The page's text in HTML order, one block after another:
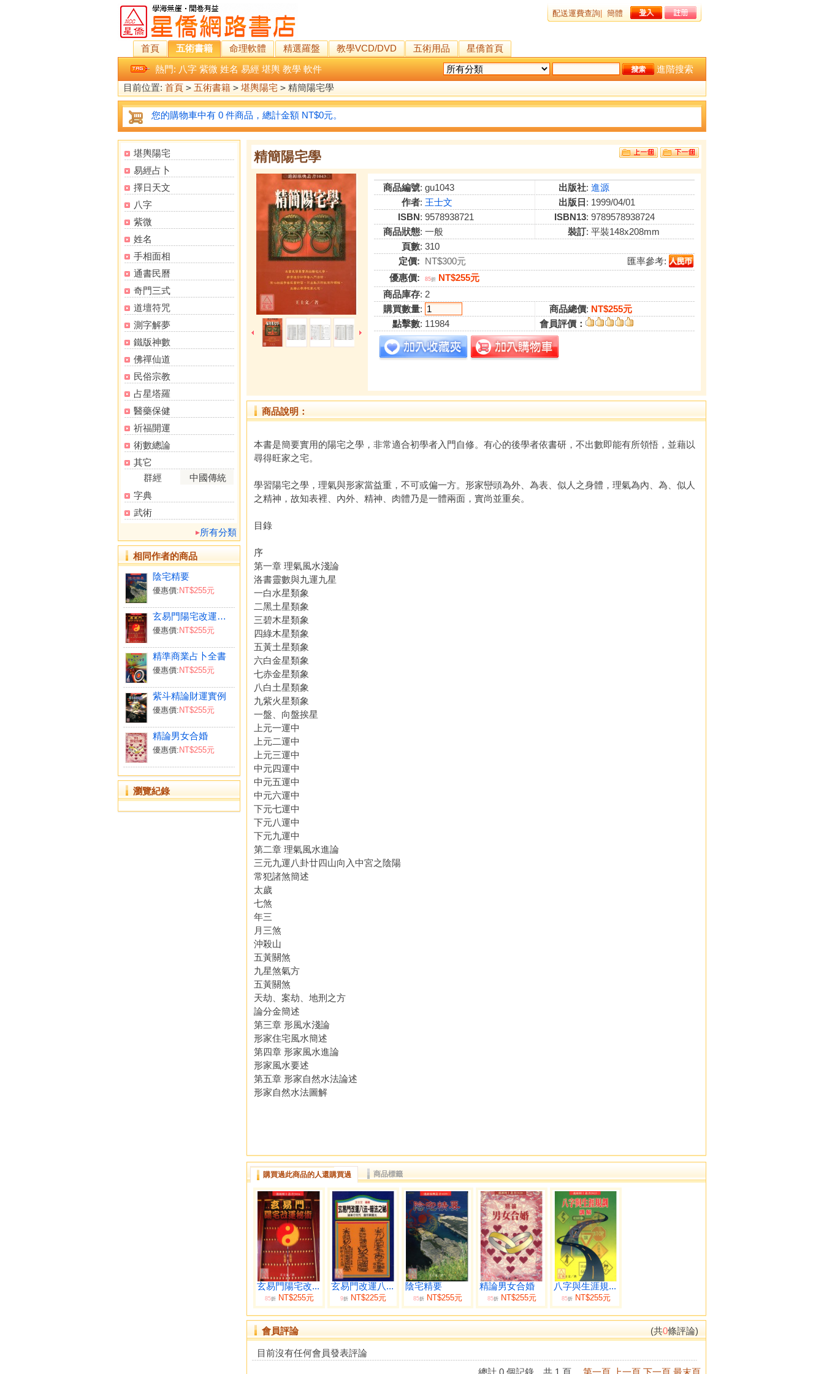
配送運費查詢 簡體
首頁 五術書籍 命理軟體 精選羅盤 教學VCD/DVD 五術用品
星僑首頁
熱門: 八字 紫微 姓名 易經 堪輿 教學 軟件
進階搜索
目前位置: 首頁 > 五術書籍 > 堪輿陽宅 > 精簡陽宅學
您的購物車中有 0 件商品，總計金額 NT$0元。
堪輿陽宅
易經占卜
擇日天文
八字
紫微
姓名
手相面相
通書民曆
奇門三式
道壇符咒
測字解夢
鐵版神數
佛禪仙道
民俗宗教
占星塔羅
醫藥保健
祈福開運
術數總論
其它
群經
中國傳統
字典
武術
所有分類
相同作者的商品
陰宅精要
優惠價: NT$255元
玄易門陽宅改運秘術
優惠價: NT$255元
精準商業占卜全書
優惠價: NT$255元
紫斗精論財運實例
優惠價: NT$255元
精論男女合婚
優惠價: NT$255元
瀏覽紀錄
精簡陽宅學
商品編號: gu1043 出版社: 進源
作者: 王士文 出版日 : 1999/04/01
ISBN: 9578938721 ISBN13: 9789578938724
商品狀態: 一般 裝訂: 平裝148x208mm
頁數: 310
定價: NT$300元
匯率參考:
優惠價:
85折 NT$255元
商品庫存: 2
購買數量: 商品總價: NT$255元
點擊數: 11984 會員評價：
商品說明：
本書是簡要實用的陽宅之學，非常適合初學者入門自修。有心的後學者依書研，不出數即能有所領悟，並藉以
尋得旺家之宅。
學習陽宅之學，理氣與形家當益重，不可或偏一方。形家巒頭為外、為表、似人之身體，理氣為內、為、似人
之精神，故知表裡、內外、精神、肉體乃是一體兩面，實尚並重矣。
目錄
序
第一章 理氣風水淺論
洛書靈數與九運九星
一白水星類象
二黑土星類象
三碧木星類象
四綠木星類象
五黃土星類象
六白金星類象
七赤金星類象
八白土星類象
九紫火星類象
一盤、向盤挨星
上元一運中
上元二運中
上元三運中
中元四運中
中元五運中
中元六運中
下元七運中
下元八運中
下元九運中
第二章 理氣風水進論
三元九運八卦廿四山向入中宮之陰陽
常犯諸煞簡述
太歲
七煞
年三
月三煞
沖殺山
五黃關煞
九星煞氣方
五黃關煞
天劫、案劫、地刑之方
論分金簡述
第三章 形風水淺論
形家住宅風水簡述
第四章 形家風水進論
形家風水要述
第五章 形家自然水法論述
形家自然水法圖解
購買過此商品的人還購買過 商品標籤
玄易門陽宅改...
85折NT$255元
玄易門改運八...
9折 NT$225元
陰宅精要
85折NT$255元
精論男女合婚
85折NT$255元
八字與生涯規...
85折NT$255元
會員評論 (共0條評論)
目前沒有任何會員發表評論
總計 0 個記錄，共 1 頁。 第一頁 上一頁 下一頁 最末頁